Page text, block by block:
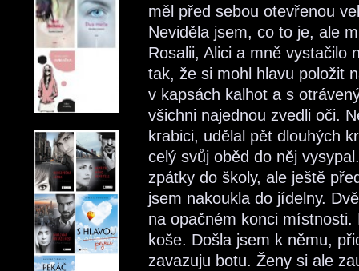
měl před sebou otevřenou
Neviděla jsem, co to je, ale
Rosalii, Alici a mně vystačilo
tak, že si mohl hlavu položit
v kapsách kalhot a s
všichni najednou zvedli oči.
krabici, udělal pět dlouhých
celý svůj oběd do něj
zpátky do školy, ale ještě
jsem nakoukla do jídelny.
na opačném konci
koše. Došla jsem k němu,
zavazuju botu. Ženy si ale